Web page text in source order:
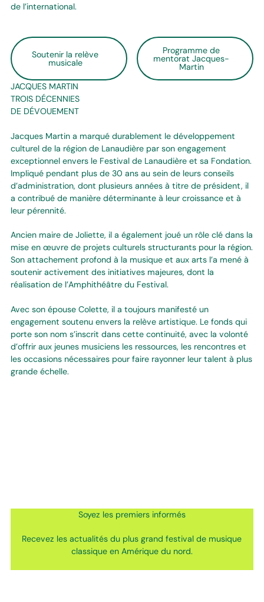
de l’international.
Soutenir la relève
musicale
Programme de
mentorat Jacques-
Martin
JACQUES MARTIN
TROIS DÉCENNIES
DE DÉVOUEMENT
Jacques Martin a marqué durablement le développement
culturel de la région de Lanaudière par son engagement
exceptionnel envers le Festival de Lanaudière et sa Fondation.
Impliqué pendant plus de 30 ans au sein de leurs conseils
d’administration, dont plusieurs années à titre de président, il
a contribué de manière déterminante à leur croissance et à
leur pérennité.
Ancien maire de Joliette, il a également joué un rôle clé dans la
mise en œuvre de projets culturels structurants pour la région.
Son attachement profond à la musique et aux arts l’a mené à
soutenir activement des initiatives majeures, dont la
réalisation de l’Amphithéâtre du Festival.
Avec son épouse Colette, il a toujours manifesté un
engagement soutenu envers la relève artistique. Le fonds qui
porte son nom s’inscrit dans cette continuité, avec la volonté
d’offrir aux jeunes musiciens les ressources, les rencontres et
les occasions nécessaires pour faire rayonner leur talent à plus
grande échelle.
Soyez les premiers informés
Recevez les actualités du plus grand festival de musique
classique en Amérique du nord.